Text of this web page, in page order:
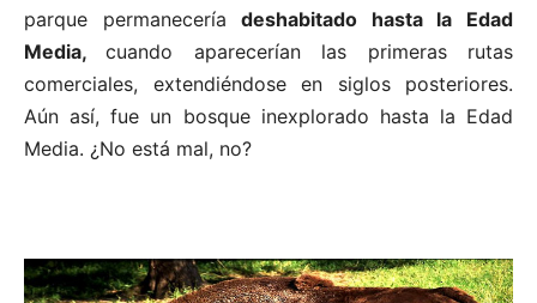
parque permaneceríadeshabitado hasta la Edad
Media,cuando aparecerían las primeras rutas
comerciales, extendiéndose en siglos posteriores.
Aún así, fue un bosque inexplorado hasta la Edad
Media. ¿No está mal, no?